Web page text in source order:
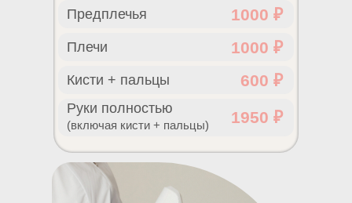
1000 ₽
Предплечья
1000 ₽
Плечи
600 ₽
Кисти + пальцы
1950 ₽
(включая кисти + пальцы)
Руки полностью